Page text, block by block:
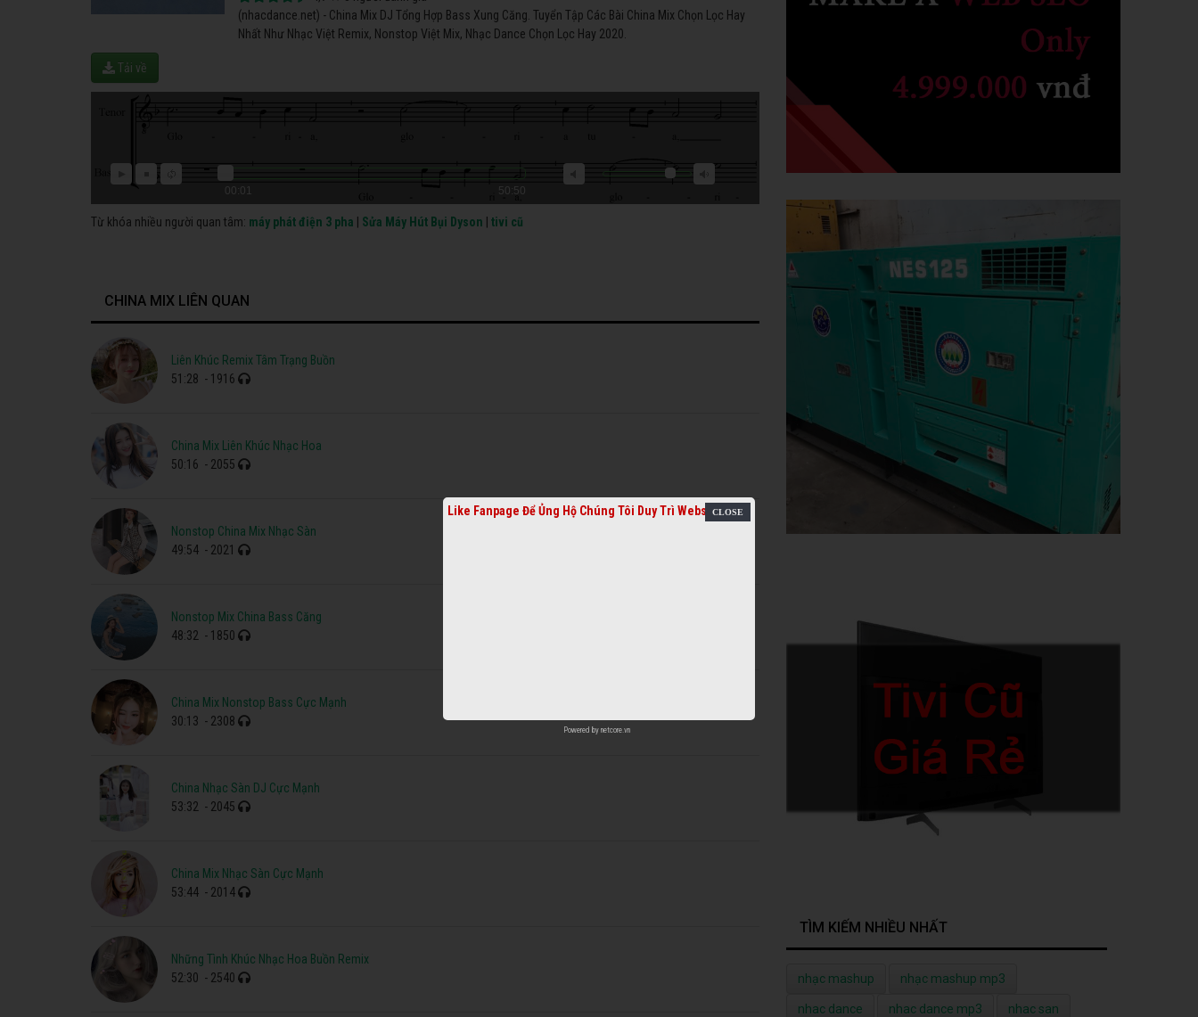
(nhacdance.net) - China Mix DJ Tổng Hợp Bass Xung Căng. Tuyển Tập Các Bài China Mix Chọn Lọc Hay
Nhất Như Nhạc Việt Remix, Nonstop Việt Mix, Nhạc Dance Chọn Lọc Hay 2020.
Tải về
00:01 50:50
Từ khóa nhiều người quan tâm: máy phát điện 3 pha Sửa Máy Hút Bụi Dyson tivi cũ
CHINA MIX LIÊN QUAN
Liên Khúc Remix Tâm Trạng Buồn
51:28 - 1916
China Mix Liên Khúc Nhạc Hoa
50:16 - 2055
Nonstop China Mix Nhạc Sàn
49:54 - 2021
Nonstop Mix China Bass Căng
48:32 - 1850
China Mix Nonstop Bass Cực Mạnh
30:13 - 2308
China Nhạc Sàn DJ Cực Mạnh
53:32 - 2045
China Mix Nhạc Sàn Cực Mạnh
53:44 - 2014
Những Tình Khúc Nhạc Hoa Buồn Remix
52:30 - 2540
TÌM KIẾM NHIỀU NHẤT
nhạc mashup nhạc mashup mp3
nhac dance nhac dance mp3 nhac san
Like Fanpage Để Ủng Hộ Chúng Tôi Duy Trì Website
Powered by netcore.vn